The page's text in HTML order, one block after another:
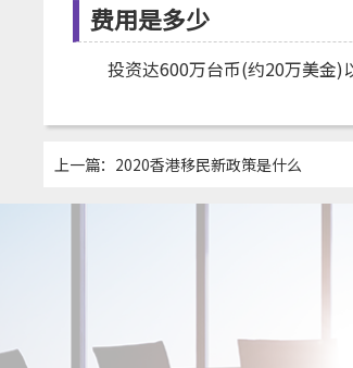
费用是多少
投资达600万台币(约20万美金)以
上一篇： 2020香港移民新政策是什么